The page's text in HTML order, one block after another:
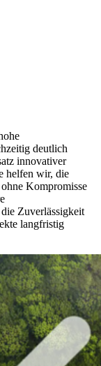
deutlich
innovativer
helfen wir, die
Kompromisse
Zuverlässigkeit
langfristig